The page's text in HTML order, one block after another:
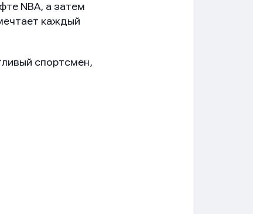
NBA, а затем
каждый
спортсмен,